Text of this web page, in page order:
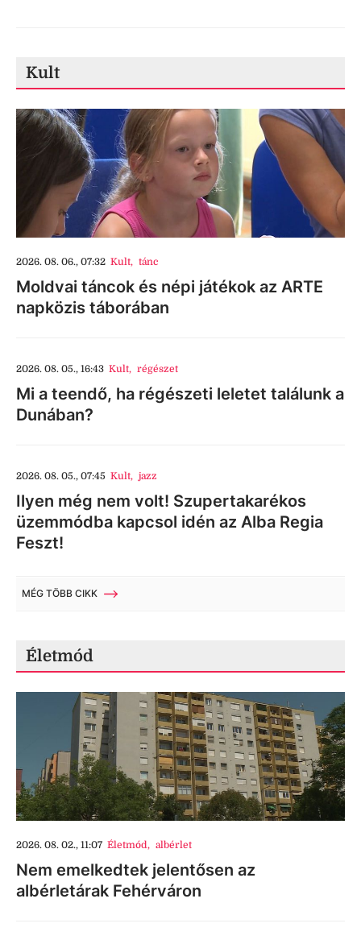
Kult
2026. 08. 06., 07:32 Kult, tánc
Moldvai táncok és népi játékok az ARTE
napközis táborában
2026. 08. 05., 16:43 Kult, régészet
Mi a teendő, ha régészeti leletet találunk a
Dunában?
2026. 08. 05., 07:45 Kult, jazz
Ilyen még nem volt! Szupertakarékos
üzemmódba kapcsol idén az Alba Regia
Feszt!
MÉG TÖBB CIKK
Életmód
2026. 08. 02., 11:07 Életmód, albérlet
Nem emelkedtek jelentősen az
albérletárak Fehérváron